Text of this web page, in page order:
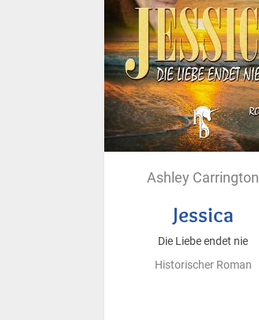
Ashley Carrington
Jessica
Die Liebe endet nie
Historischer Roman